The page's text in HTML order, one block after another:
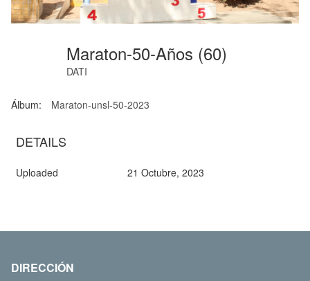
Maraton-50-Años (60)
DATI
Álbum: Maraton-unsl-50-2023
DETAILS
Uploaded 21 Octubre, 2023
DIRECCIÓN